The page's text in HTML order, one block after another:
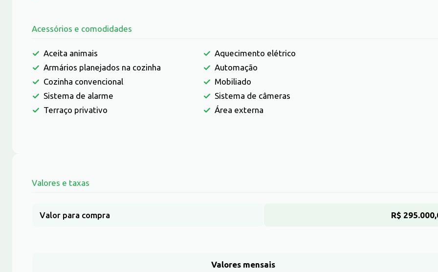
Acessórios e comodidades
Aceita animais
Aquecimento elétrico
Armários planejados na cozinha
Automação
Cozinha convencional
Mobiliado
Sistema de alarme
Sistema de câmeras
Terraço privativo
Área externa
Valores e taxas
Valor para compra R$
Valores mensais